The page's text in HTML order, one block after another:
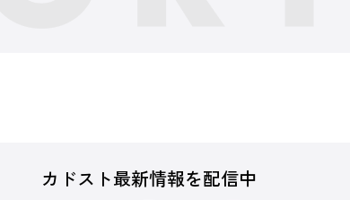
カドスト最新情報を配信中